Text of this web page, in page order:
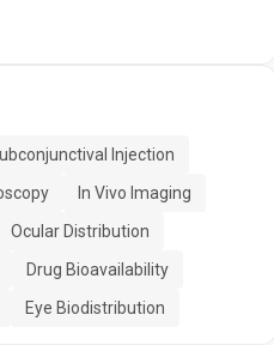
Injection
In Vivo Imaging
Ocular Distribution
Drug Bioavailability
Eye Biodistribution